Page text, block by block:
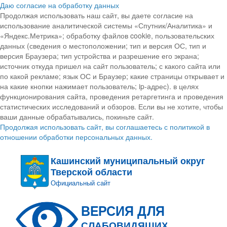
Даю согласие на обработку данных
Продолжая использовать наш сайт, вы даете согласие на
использование аналитической системы «Спутник/Аналитика» и
«Яндекс.Метрика»; обработку файлов cookie, пользовательских
данных (сведения о местоположении; тип и версия ОС, тип и
версия Браузера; тип устройства и разрешение его экрана;
источник откуда пришел на сайт пользователь; с какого сайта или
по какой рекламе; язык ОС и Браузер; какие страницы открывает и
на какие кнопки нажимает пользователь; ip-адрес). в целях
функционирования сайта, проведения ретаргетинга и проведения
статистических исследований и обзоров. Если вы не хотите, чтобы
ваши данные обрабатывались, покиньте сайт.
Продолжая использовать сайт, вы соглашаетесь с политикой в
отношении обработки персональных данных.